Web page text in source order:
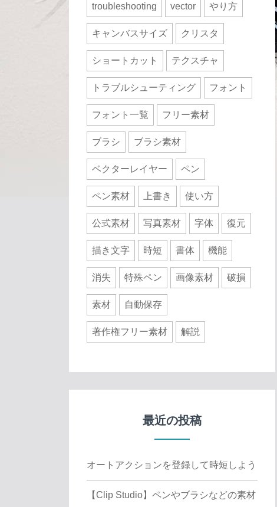
troubleshooting vector やり方
キャンバスサイズ クリスタ
ショートカット テクスチャ
トラブルシューティング フォント
フォント一覧 フリー素材
ブラシ ブラシ素材
ベクターレイヤー ペン
ペン素材 上書き 使い方
公式素材 写真素材 字体 復元
描き文字 時短 書体 機能
消失 特殊ペン 画像素材 破損
素材 自動保存
著作権フリー素材 解説
最近の投稿
オートアクションを登録して時短しよう
【Clip Studio】ペンやブラシなどの素材